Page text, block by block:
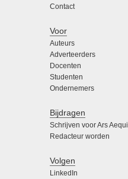
Contact
Voor
Auteurs
Adverteerders
Docenten
Studenten
Ondernemers
Bijdragen
Schrijven voor Ars Aequi
Redacteur worden
Volgen
LinkedIn